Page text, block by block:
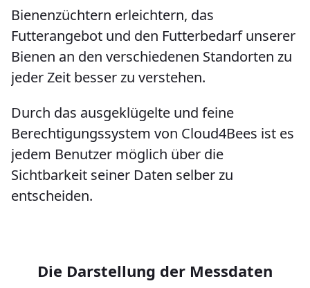
Bienenzüchtern erleichtern, das
Futterangebot und den Futterbedarf unserer
Bienen an den verschiedenen Standorten zu
jeder Zeit besser zu verstehen.
Durch das ausgeklügelte und feine
Berechtigungssystem von Cloud4Bees ist es
jedem Benutzer möglich über die
Sichtbarkeit seiner Daten selber zu
entscheiden.
Die Darstellung der Messdaten